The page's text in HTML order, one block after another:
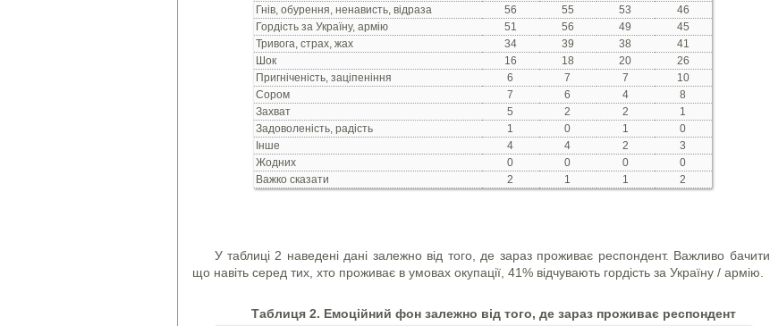
Гнів, обурення, ненависть, відраза
56 55 53
46
Гордість за Україну, армію
51 56 49
45
Тривога, страх, жах
34 39 38
41
Шок
16 18 20
26
Пригніченість, заціпеніння
6 7 7
10
Сором
7 6 4
8
Захват
5 2 2
1
Задоволеність, радість
1 0 1
0
Інше
4 4 2
3
Жодних
0 0 0
0
Важко сказати
2 1 1 2
У таблиці 2 наведені дані залежно від того, де зараз проживає респондент. Важливо бачити,
що навіть серед тих, хто проживає в умовах окупації, 41% відчувають гордість за Україну / армію.
Таблиця 2. Емоційний фон залежно від того, де зараз проживає респондент